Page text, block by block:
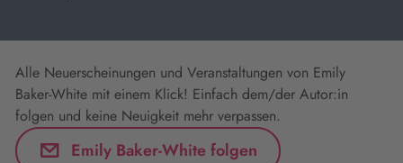
Alle Neuerscheinungen und Veranstaltungen von Emily
Baker-White mit einem Klick! Einfach dem/der Autor:in
folgen und keine Neuigkeit mehr verpassen.
Emily Baker-White folgen